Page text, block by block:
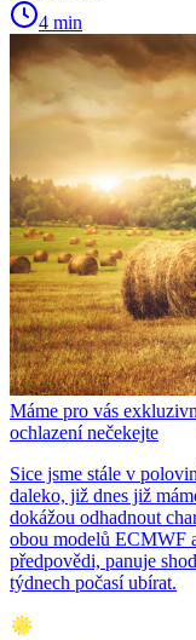
4 min
Máme pro vás
ochlazení nečekejte
Sice jsme stále v
daleko, již dnes již
dokážou odhadnout
obou modelů ECMWF
předpovědi, panuje
týdnech počasí ubírat.